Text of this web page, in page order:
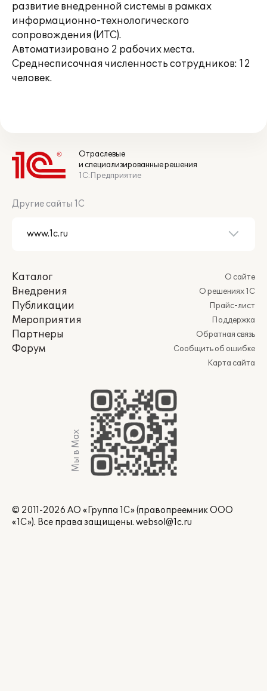
развитие внедренной системы в рамках
информационно-технологического
сопровождения (ИТС).
Автоматизировано 2 рабочих места.
Среднесписочная численность сотрудников: 12
человек.
Отраслевые
и специализированные решения
1С:Предприятие
Другие сайты 1С
Каталог
Внедрения
Публикации
Мероприятия
Партнеры
Форум
О сайте
О решениях 1С
Прайс-лист
Поддержка
Обратная связь
Сообщить об ошибке
Карта сайта
Мы в Max
© 2011-2026 АО «Группа 1С» (правопреемник ООО
«1С»). Все права защищены. websol@1c.ru